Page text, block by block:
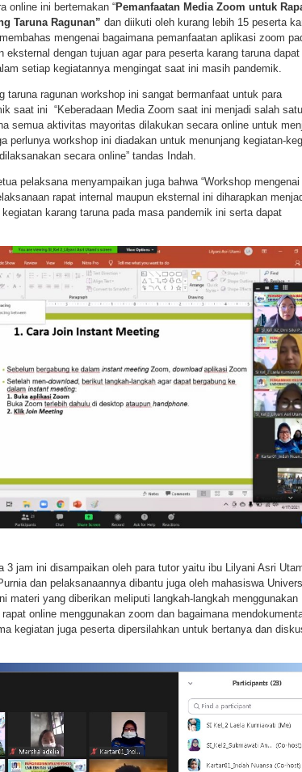
online ini bertemakan “Pemanfaatan Media Zoom untuk
Taruna Ragunan” dan diikuti oleh kurang lebih 15 peserta
mengenai bagaimana pemanfaatan aplikasi zoom
eksternal dengan tujuan agar para peserta karang taruna dapat
setiap kegiatannya mengingat saat ini masih pandemik.
taruna ragunan workshop ini sangat bermanfaat untuk para
saat ini “Keberadaan Media Zoom saat ini menjadi salah
semua aktivitas mayoritas dilakukan secara online untuk
perlunya workshop ini diadakan untuk menunjang kegiatan-
secara online” tandas Indah.
pelaksana menyampaikan juga bahwa “Workshop mengenai
rapat internal maupun eksternal ini diharapkan
karang taruna pada masa pandemik ini serta dapat
3 jam ini disampaikan oleh para tutor yaitu ibu Lilyani Asri
dan pelaksanaannya dibantu juga oleh mahasiswa
materi yang diberikan meliputi langkah-langkah menggunakan
online menggunakan zoom dan bagaimana
kegiatan juga peserta dipersilahkan untuk bertanya dan